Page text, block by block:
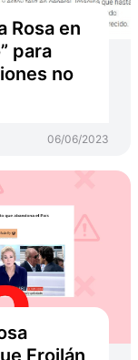
Rosa en
para
no
06/06/2023
Froilán